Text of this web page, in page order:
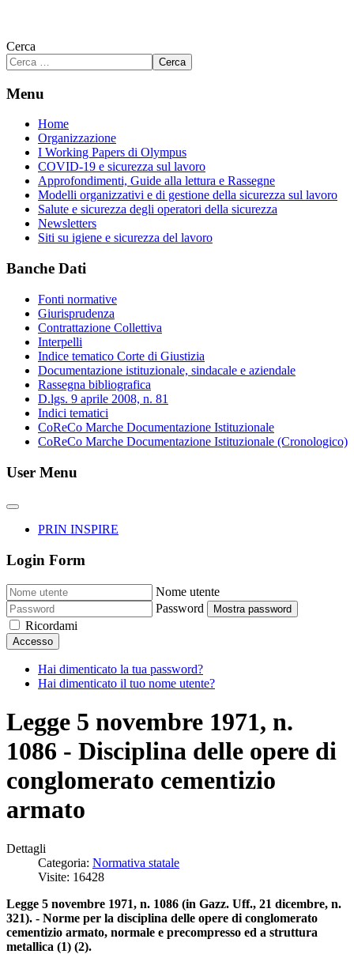
Cerca
Cerca
Menu
Home
Organizzazione
I Working Papers di Olympus
COVID-19 e sicurezza sul lavoro
Approfondimenti, Guide alla lettura e Rassegne
Modelli organizzativi e di gestione della sicurezza sul lavoro
Salute e sicurezza degli operatori della sicurezza
Newsletters
Siti su igiene e sicurezza del lavoro
Banche Dati
Fonti normative
Giurisprudenza
Contrattazione Collettiva
Interpelli
Indice tematico Corte di Giustizia
Documentazione istituzionale, sindacale e aziendale
Rassegna bibliografica
D.lgs. 9 aprile 2008, n. 81
Indici tematici
CoReCo Marche Documentazione Istituzionale
CoReCo Marche Documentazione Istituzionale (Cronologico)
User Menu
PRIN INSPIRE
Login Form
Nome utente
Password
Mostra password
Ricordami
Accesso
Hai dimenticato la tua password?
Hai dimenticato il tuo nome utente?
Legge 5 novembre 1971, n.
1086 - Disciplina delle opere di
conglomerato cementizio
armato
Dettagli
Categoria: Normativa statale
Visite: 16428
Legge 5 novembre 1971, n. 1086 (in Gazz. Uff., 21 dicembre, n.
321). - Norme per la disciplina delle opere di conglomerato
cementizio armato, normale e precompresso ed a struttura
metallica (1) (2).